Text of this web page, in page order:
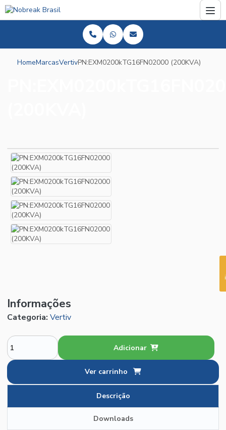
HomeMarcasVertivPN:EXM0200kTG16FN02000 (200KVA)
Informações
Categoria: Vertiv
Adicionar
Ver carrinho
Descrição
Downloads